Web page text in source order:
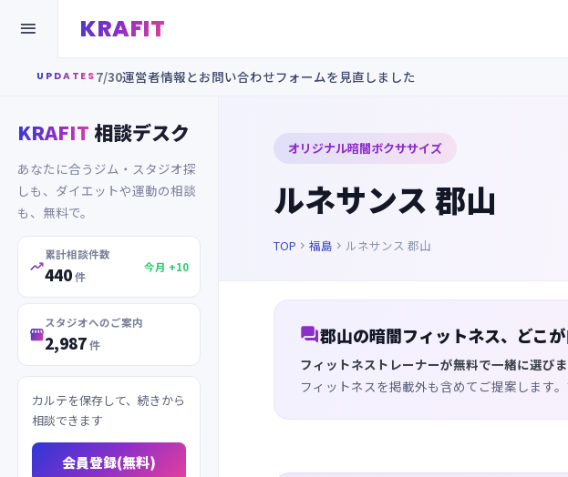
KRAFIT

UPDATES 7/30運営者情報とお問い合わせフォームを見直しました
KRAFIT 相談デスク
あなたに合うジム・スタジオ探
しも、ダイエットや運動の相談
も、無料で。

累計相談件数
440件
今月 +10

スタジオへのご案内
2,987件
カルテを保存して、続きから
相談できます
会員登録(無料)
オリジナル暗闇ボクササイズ
ルネサンス 郡山
TOP  福島  ルネサンス 郡山
郡山の暗闇フィットネス、どこ
フィットネストレーナーが無料で一緒に選びま
フィットネスを掲載外も含めてご提案します